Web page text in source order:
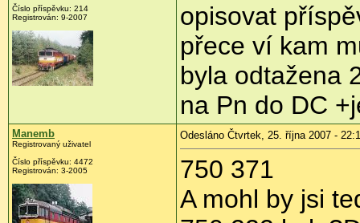
Číslo příspěvku: 214
Registrován: 9-2007
opisovat
přece ví kam
byla odtažena
na Pn do DC
Manemb
Registrovaný uživatel
Číslo příspěvku: 4472
Registrován: 3-2005
Odesláno Čtvrtek, 25. října 2007 -
750 371
A mohl by jsi